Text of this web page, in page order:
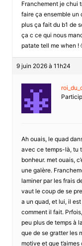
Franchement je chui
faire ça ensemble un
plus ça fait du b1 de
ça c ce qui nous
patate tell me when !
9 juin 2026 à 11h24
Ah ouais, le quad
avec ce temps-là, tu
bonheur. met ouais,
une galère.
laminer par les frais
vaut le coup de se
a un quad, et lui, il
comment il fait.
peu plus de temps à
que de se gratter les
motive et que